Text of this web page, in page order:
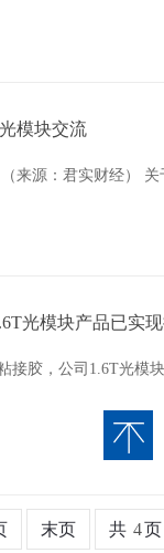
模块交流
来源：君实财经）
光模块产品已实
接胶，公司1.6T光
末页 共 4页